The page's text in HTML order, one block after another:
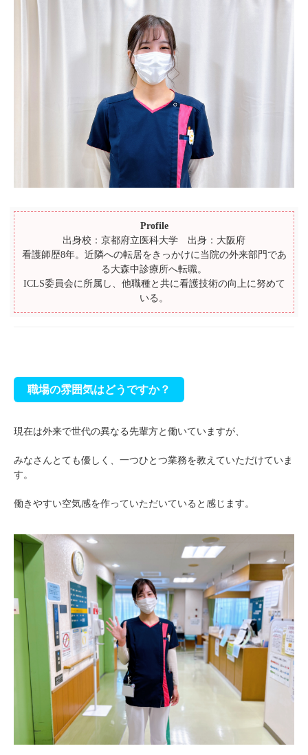
Profile
出身校：京都府立医科大学 出身：大阪府
看護師歴8年。近隣への転居をきっかけに当院の外来部門であ
る大森中診療所へ転職。
ICLS委員会に所属し、他職種と共に看護技術の向上に努めて
いる。
職場の雰囲気はどうですか？
現在は外来で世代の異なる先輩方と働いていますが、
みなさんとても優しく、一つひとつ業務を教えていただけていま
す。
働きやすい空気感を作っていただいていると感じます。